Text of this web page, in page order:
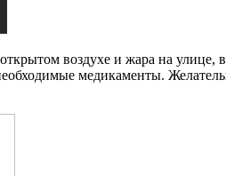
воздухе и жара на
медикаменты.